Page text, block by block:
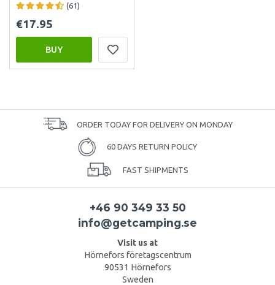
(61)
€17.95
BUY
ORDER TODAY FOR DELIVERY ON MONDAY
60 DAYS RETURN POLICY
FAST SHIPMENTS
+46 90 349 33 50
info@getcamping.se
Visit us at
Hörnefors företagscentrum
90531 Hörnefors
Sweden